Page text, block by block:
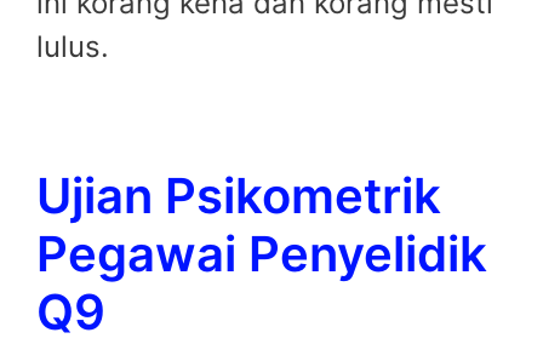
lulus.
Ujian Psikometrik
Pegawai Penyelidik
Q9